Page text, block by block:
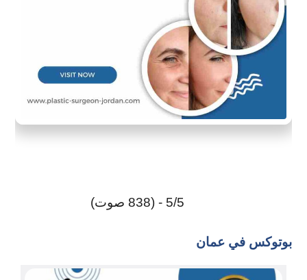
5/5 - (838 صوت)
بوتوكس في عمان